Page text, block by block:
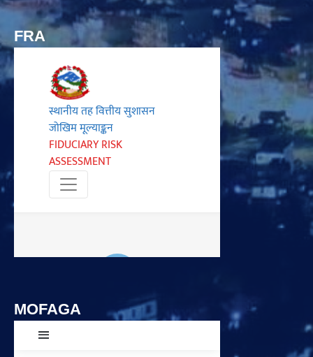
FRA
MOFAGA